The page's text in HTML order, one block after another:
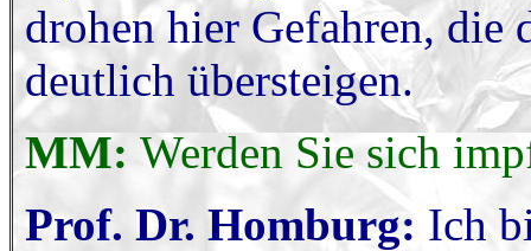
drohen hier Gefahren, die
deutlich übersteigen.
MM: Werden Sie sich
Prof. Dr. Homburg: Ich